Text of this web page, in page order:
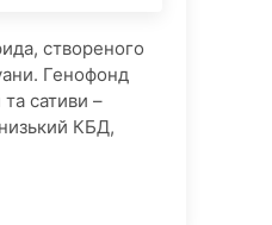
створеного
Генофонд
та сативи –
КБД,